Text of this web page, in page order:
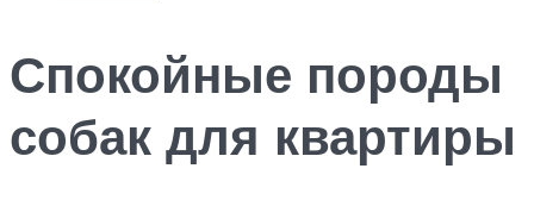
Спокойные породы
собак для квартиры